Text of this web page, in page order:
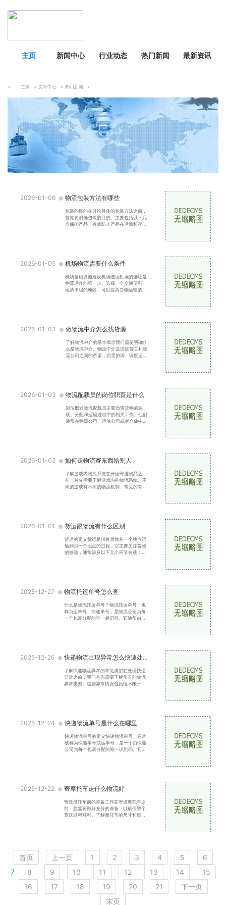
主页 新闻中心 行业动态 热门新闻 最新资讯
< 主页 > 文章中心 > 热门新闻 >
2026-01-06 物流包装方法有哪些
包装的目的在讨论具体的包装方法之前，
首先要明确包装的目的。主要包括以下几
点保护产品：有效防止产品在运输和存储
2026-01-05 机场物流需要什么条件
机场基础设施建设机场选址机场的选址是
物流运作的第一步。选择一个交通便利、
地势平坦的地区，可以提高货物运输的效
2026-01-03 做物流中介怎么找货源
了解物流中介的基本概念我们需要明确什
么是物流中介。物流中介是连接货主和物
流公司之间的桥梁，负责协调、调度运输
2026-01-03 物流配载员的岗位职责是什么
岗位概述物流配载员主要负责货物的装
载、分配和运输过程中的相关工作。他们
通常在物流公司、运输公司或者仓储中心
2026-01-02 如何走物流寄东西给别人
了解游戏内物流系统在开始寄送物品之
前，首先需要了解游戏内的物流系统。不
同的游戏有不同的物流机制，常见的有以
2026-01-01 货运跟物流有什么区别
货运的定义货运是指将货物从一个地点运
输到另一个地点的过程。它主要关注货物
的移动，通常涉及以下几个环节装载：将
2025-12-27 物流托运单号怎么查
什么是物流托运单号？物流托运单号，也
称为运单号、快递单号，是物流公司为每
一个包裹分配的唯一标识符。它通常由数
2025-12-26 快递物流出现异常怎么快速处理
了解快递物流异常的常见类型在处理快递
异常之前，我们首先需要了解常见的物流
异常类型。这些异常情况包括但不限于包
2025-12-24 快递物流单号是什么在哪里
快递物流单号的定义快递物流单号，通常
被称为快递单号或运单号，是一个由快递
公司为每个包裹分配的唯一识别码。它通
2025-12-22 寄摩托车走什么物流好
寄送摩托车前的准备工作在寄送摩托车之
前，您需要做好充分的准备，以确保整个
寄送过程顺利。了解摩托车的尺寸和重量
首页 上一页 1 2 3 4 5
6
7
8 9 10 11 12 13 14
15
16
17 18 19 20 21
下一页
末页